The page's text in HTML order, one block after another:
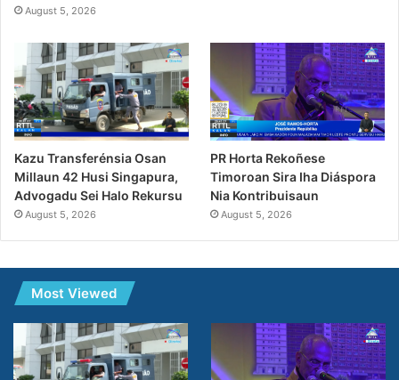
August 5, 2026
Kazu Transferénsia Osan
Millaun 42 Husi Singapura,
Advogadu Sei Halo Rekursu
August 5, 2026
PR Horta Rekoñese
Timoroan Sira Iha Diáspora
Nia Kontribuisaun
August 5, 2026
Most Viewed